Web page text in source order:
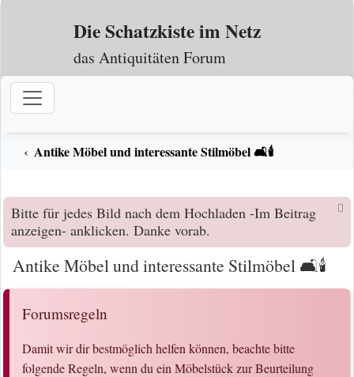
Zum Inhalt
Die Schatzkiste im Netz
das Antiquitäten Forum
Antike Möbel und interessante Stilmöbel 🛋️🕯️
Bitte für jedes Bild nach dem Hochladen -Im Beitrag
anzeigen- anklicken. Danke vorab.
Antike Möbel und interessante Stilmöbel 🛋️🕯️
Forumsregeln
Damit wir dir bestmöglich helfen können, beachte bitte
folgende Regeln, wenn du ein Möbelstück zur Beurteilung